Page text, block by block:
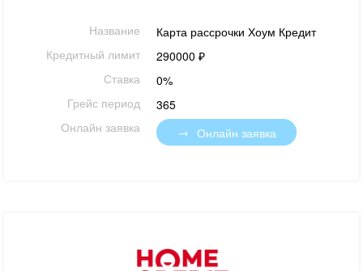
Название
Карта рассрочки Хоум Кредит
Кредитный лимит
290000 ₽
Ставка
0%
Грейс период
365
Онлайн заявка
Онлайн заявка